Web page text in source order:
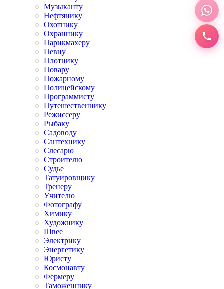
Музыканту
Нефтянику
Охотнику
Охраннику
Парикмахеру
Певцу
Плотнику
Повару
Пожарному
Полицейскому
Программисту
Путешественнику
Режиссеру
Рыбаку
Садоводу
Сантехнику
Слесарю
Строителю
Судье
Татуировщику
Тренеру
Учителю
Фотографу
Химику
Художнику
Швее
Электрику
Энергетику
Юристу
Космонавту
Фермеру
Таможеннику